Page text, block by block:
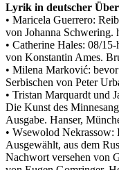
Lyrik in deutscher
• Maricela Guerrero:
von Johanna Schwering.
• Catherine Hales: 08/
von Konstantin Ames.
• Milena Marković:
Serbischen von Peter
• Tristan Marquardt und
Die Kunst des
Ausgabe. Hanser,
• Wsewolod Nekrassow:
Ausgewählt, aus dem
Nachwort versehen von